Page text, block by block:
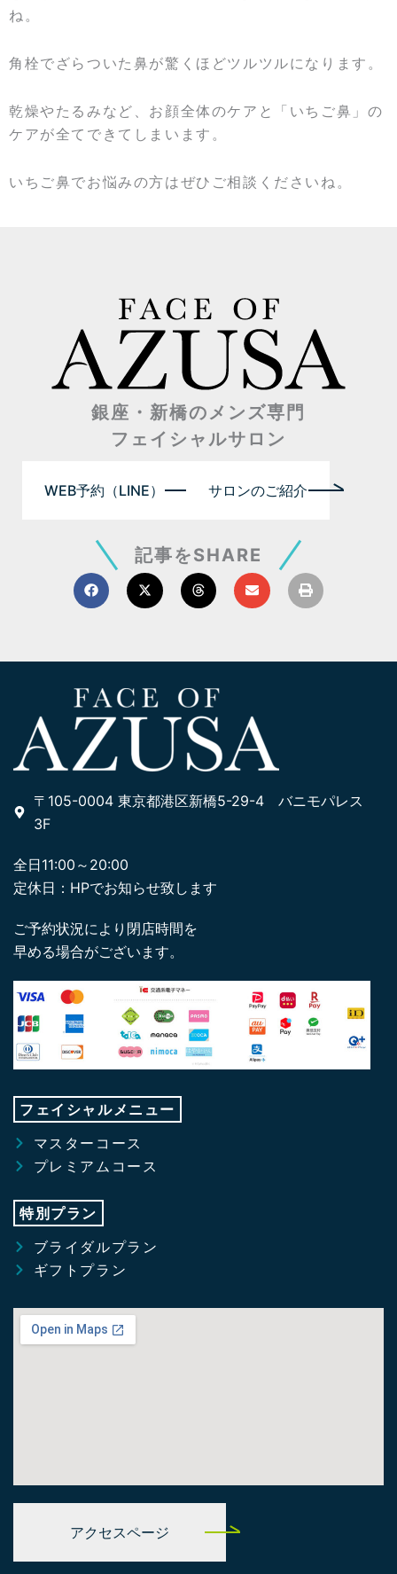
ね。
角栓でざらついた鼻が驚くほどツルツルになります。
乾燥やたるみなど、お顔全体のケアと「いちご鼻」の
ケアが全てできてしまいます。
いちご鼻でお悩みの方はぜひご相談くださいね。
銀座・新橋のメンズ専門
フェイシャルサロン
WEB予約（LINE） サロンのご紹介
記事をSHARE
〒105-0004 東京都港区新橋5-29-4 バニモパレス
3F
全日11:00～20:00
定休日：HPでお知らせ致します
ご予約状況により閉店時間を
早める場合がございます。
フェイシャルメニュー
マスターコース
プレミアムコース
特別プラン
ブライダルプラン
ギフトプラン
アクセスページ